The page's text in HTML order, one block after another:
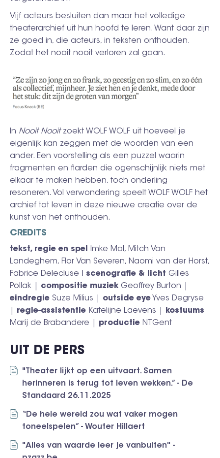
Vijf acteurs besluiten dan maar het volledige
theaterarchief uit hun hoofd te leren. Want daar zijn
ze goed in, die acteurs, in teksten onthouden.
Zodat het nooit nooit verloren zal gaan.
In Nooit Nooitzoekt WOLF WOLF uit hoeveel je
eigenlijk kan zeggen met de woorden van een
ander. Een voorstelling als een puzzel waarin
fragmenten en flarden die ogenschijnlijk niets met
elkaar te maken hebben, toch onderling
resoneren. Vol verwondering speelt WOLF WOLF het
archief tot leven in deze nieuwe creatie over de
kunst van het onthouden.
CREDITS
tekst, regie en spel Imke Mol, Mitch Van
Landeghem, Flor Van Severen, Naomi van der Horst,
Fabrice Delecluse ǀ scenografie & licht Gilles
Pollak |
compositie muziek Geoffrey Burton |
eindregie Suze Milius | outside eye Yves Degryse
regie-assistentie Katelijne Laevens | kostuums
Marij de Brabandere | productie NTGent
UIT DE PERS
"Theater lijkt op een uitvaart. Samen
herinneren is terug tot leven wekken.” - De
Standaard 26.11.2025
“De hele wereld zou wat vaker mogen
toneelspelen” - Wouter Hillaert
"Alles van waarde leer je vanbuiten" -